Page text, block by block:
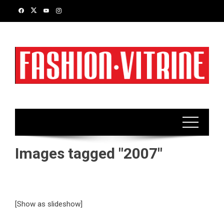
Images tagged "2007"
[Show as slideshow]